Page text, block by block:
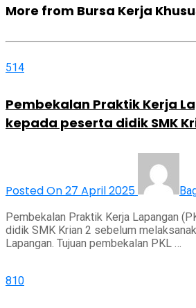
More from Bursa Kerja
514
Pembekalan Praktik Kerja
kepada peserta didik SMK
Posted On 27 April 2025
Pembekalan Praktik Kerja Lapangan
didik SMK Krian 2 sebelum
Lapangan. Tujuan pembekalan PKL …
810